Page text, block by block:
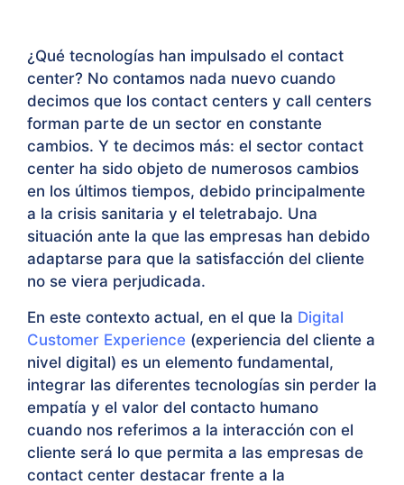
¿Qué tecnologías han impulsado el contact
center? No contamos nada nuevo cuando
decimos que los contact centers y call centers
forman parte de un sector en constante
cambios. Y te decimos más: el sector contact
center ha sido objeto de numerosos cambios
en los últimos tiempos, debido principalmente
a la crisis sanitaria y el teletrabajo. Una
situación ante la que las empresas han debido
adaptarse para que la satisfacción del cliente
no se viera perjudicada.
En este contexto actual, en el que la Digital
Customer Experience (experiencia del cliente a
nivel digital) es un elemento fundamental,
integrar las diferentes tecnologías sin perder la
empatía y el valor del contacto humano
cuando nos referimos a la interacción con el
cliente será lo que permita a las empresas de
contact center destacar frente a la